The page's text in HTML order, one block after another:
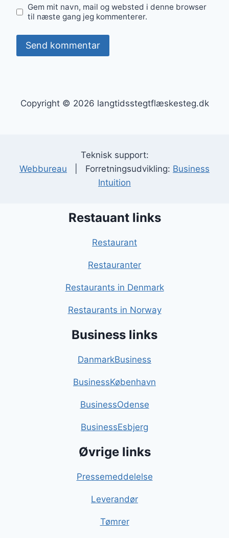
Gem mit navn, mail og websted i denne browser
til næste gang jeg kommenterer.
Copyright © 2026 langtidsstegtflæskesteg.dk
Teknisk support:
Webbureau | Forretningsudvikling: Business
Intuition
Restauant links
Restaurant
Restauranter
Restaurants in Denmark
Restaurants in Norway
Business links
DanmarkBusiness
BusinessKøbenhavn
BusinessOdense
BusinessEsbjerg
Øvrige links
Pressemeddelelse
Leverandør
Tømrer